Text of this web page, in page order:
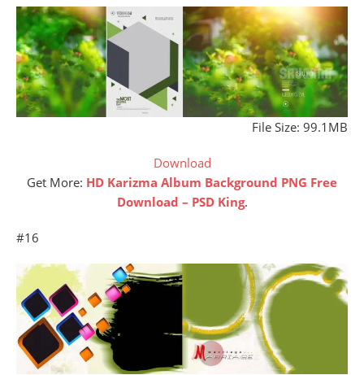
File Size: 99.1MB
Download
Get More: HD Karizma Album Background PNG Free
Download – PSD King.
#16